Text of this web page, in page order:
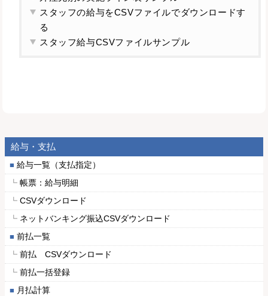
スタッフの給与をCSVファイルでダウンロードす
る
スタッフ給与CSVファイルサンプル
給与・支払
給与一覧（支払指定）
帳票：給与明細
CSVダウンロード
ネットバンキング振込CSVダウンロード
前払一覧
前払 CSVダウンロード
前払一括登録
月払計算